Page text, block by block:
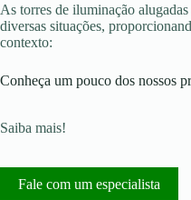
As torres de iluminação
diversas situações,
contexto:
Conheça um pouco dos nossos
Saiba mais!
Fale com um especialista